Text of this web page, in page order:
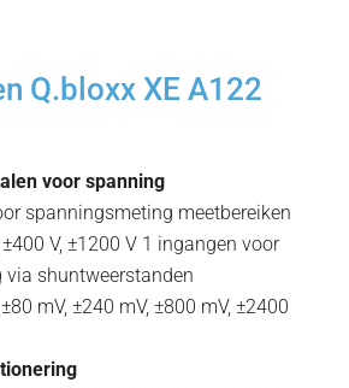
Q.bloxx XE A122
voor spanning
spanningsmeting meetbereiken
±400 V, ±1200 V 1 ingangen voor
shuntweerstanden
mV, ±240 mV, ±800 mV, ±2400